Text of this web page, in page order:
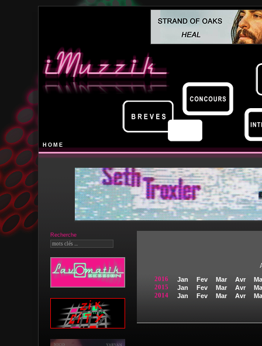
HOME
Recherche
2016 Jan Fev Mar Avr
2015 Jan Fev Mar Avr
2014 Jan Fev Mar Avr